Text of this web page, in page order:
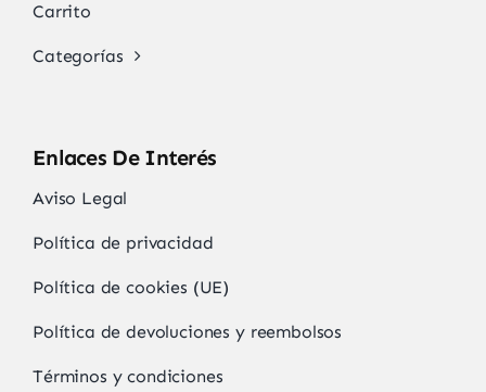
Carrito
Categorías
Enlaces De Interés
Aviso Legal
Política de privacidad
Política de cookies (UE)
Política de devoluciones y reembolsos
Términos y condiciones